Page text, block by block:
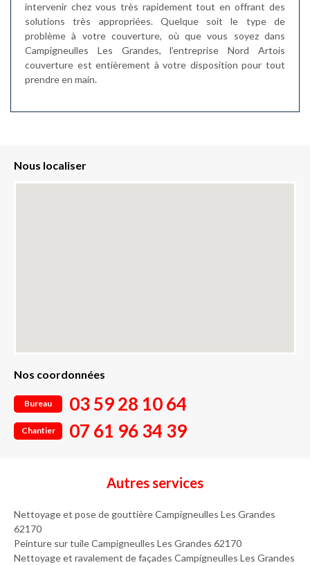
intervenir chez vous très rapidement tout en offrant des
solutions très appropriées. Quelque soit le type de
problème à votre couverture, où que vous soyez dans
Campigneulles Les Grandes, l’entreprise Nord Artois
couverture est entièrement à votre disposition pour tout
prendre en main.
Nous localiser
Nos coordonnées
Bureau 03 59 28 10 64
Chantier 07 61 96 34 39
Autres services
Nettoyage et pose de gouttière Campigneulles Les Grandes
62170
Peinture sur tuile Campigneulles Les Grandes 62170
Nettoyage et ravalement de façades Campigneulles Les Grandes